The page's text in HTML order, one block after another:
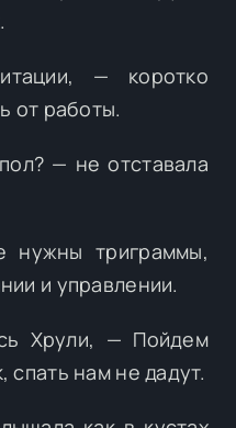
— коротко
от работы.
— не отставала
нужны триграммы,
и управлении.
Хрули, — Пойдем
спать нам не дадут.